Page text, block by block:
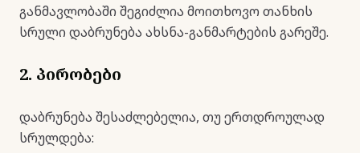
განმავლობაში შეგიძლია მოითხოვო თანხის
სრული დაბრუნება ახსნა-განმარტების გარეშე.
2. პირობები
დაბრუნება შესაძლებელია, თუ ერთდროულად
სრულდება: